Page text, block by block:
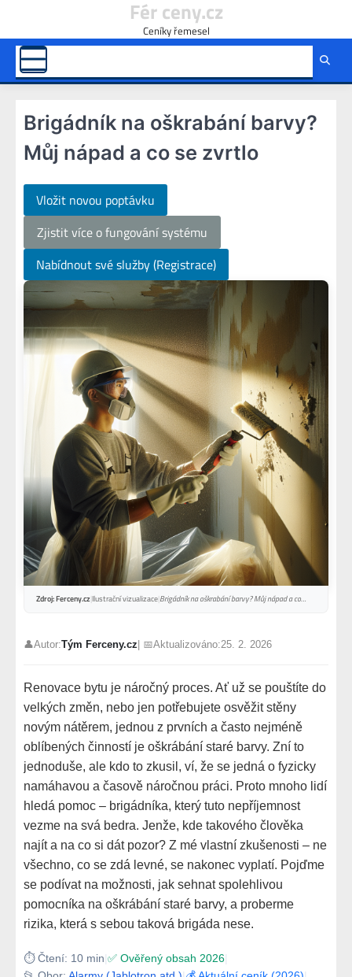
content
Fér ceny.cz
Ceníky řemesel
Brigádník na oškrabání barvy?
Můj nápad a co se zvrtlo
Vložit novou poptávku
Zjistit více o fungování systému
Nabídnout své služby (Registrace)
Zdroj: Ferceny.cz|Ilustrační vizualizace|Brigádník na oškrabání barvy? Můj nápad a co…
👤Autor:Tým Ferceny.cz | 📅Aktualizováno:25. 2. 2026
Renovace bytu je náročný proces. Ať už se pouštíte do
velkých změn, nebo jen potřebujete osvěžit stěny
novým nátěrem, jednou z prvních a často nejméně
oblíbených činností je oškrábání staré barvy. Zní to
jednoduše, ale kdo to zkusil, ví, že se jedná o fyzicky
namáhavou a časově náročnou práci. Proto mnoho lidí
hledá pomoc – brigádníka, který tuto nepříjemnost
vezme na svá bedra. Jenže, kde takového člověka
najít a na co si dát pozor? Z mé vlastní zkušenosti – ne
všechno, co se zdá levné, se nakonec vyplatí. Pojďme
se podívat na možnosti, jak sehnat spolehlivou
pomocníka na oškrábání staré barvy, a proberme
rizika, která s sebou taková brigáda nese.
⏱️ Čtení: 10 min ✅ Ověřený obsah 2026